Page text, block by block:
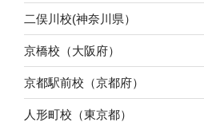
二俣川校(神奈川県）
京橋校（大阪府）
京都駅前校（京都府）
人形町校（東京都）